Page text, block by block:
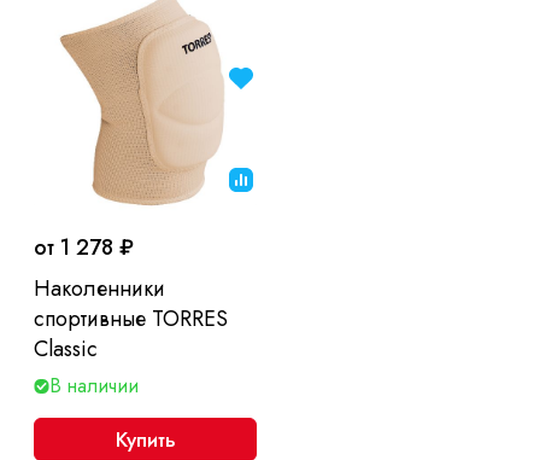
от 1 278 ₽
Наколенники
спортивные TORRES
Classic
В наличии
Купить